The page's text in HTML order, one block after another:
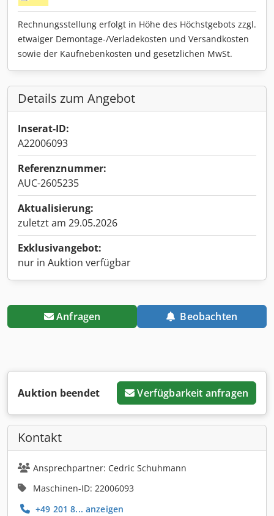
Rechnungsstellung erfolgt in Höhe des Höchstgebots zzgl.
etwaiger Demontage-/Verladekosten und Versandkosten
sowie der Kaufnebenkosten und gesetzlichen MwSt.
Details zum Angebot
Inserat-ID:
A22006093
Referenznummer:
AUC-2605235
Aktualisierung:
zuletzt am 29.05.2026
Exklusivangebot:
nur in Auktion verfügbar
Anfragen Beobachten
Auktion beendet Verfügbarkeit anfragen
Kontakt
Ansprechpartner: Cedric Schuhmann
Maschinen-ID: 22006093
+49 201 8... anzeigen